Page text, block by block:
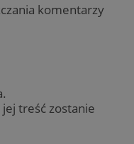
komentarzy
treść zostanie